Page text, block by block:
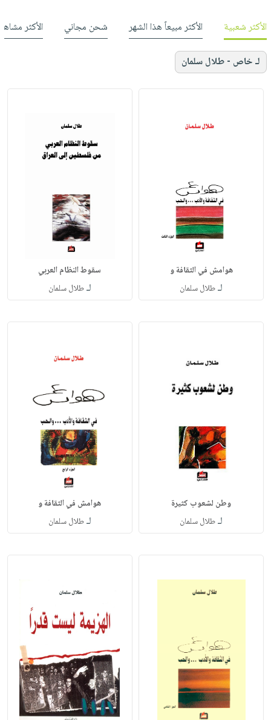
الأكثر شعبية الأكثر مبيعاً هذا الشهر شحن مجاني الأكثر
لـ خاص - طلال سلمان
هوامش في الثقافة و
لـطلال سلمان
سقوط النظام العربي
لـطلال سلمان
وطن لشعوب كثيرة
لـطلال سلمان
هوامش في الثقافة و
لـطلال سلمان